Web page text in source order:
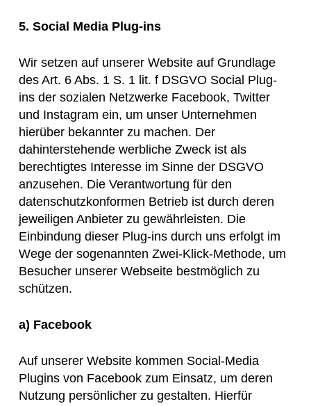
5. Social Media Plug-ins
Wir setzen auf unserer Website auf Grundlage
des Art. 6 Abs. 1 S. 1 lit. f DSGVO Social Plug-
ins der sozialen Netzwerke Facebook, Twitter
und Instagram ein, um unser Unternehmen
hierüber bekannter zu machen. Der
dahinterstehende werbliche Zweck ist als
berechtigtes Interesse im Sinne der DSGVO
anzusehen. Die Verantwortung für den
datenschutzkonformen Betrieb ist durch deren
jeweiligen Anbieter zu gewährleisten. Die
Einbindung dieser Plug-ins durch uns erfolgt im
Wege der sogenannten Zwei-Klick-Methode, um
Besucher unserer Webseite bestmöglich zu
schützen.
a) Facebook
Auf unserer Website kommen Social-Media
Plugins von Facebook zum Einsatz, um deren
Nutzung persönlicher zu gestalten. Hierfür